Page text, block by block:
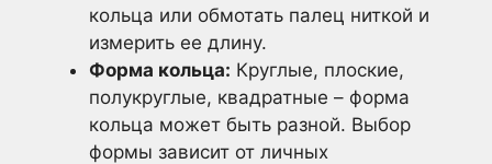
кольца или обмотать палец ниткой и
измерить ее длину.
Форма кольца: Круглые, плоские,
полукруглые, квадратные – форма
кольца может быть разной. Выбор
формы зависит от личных